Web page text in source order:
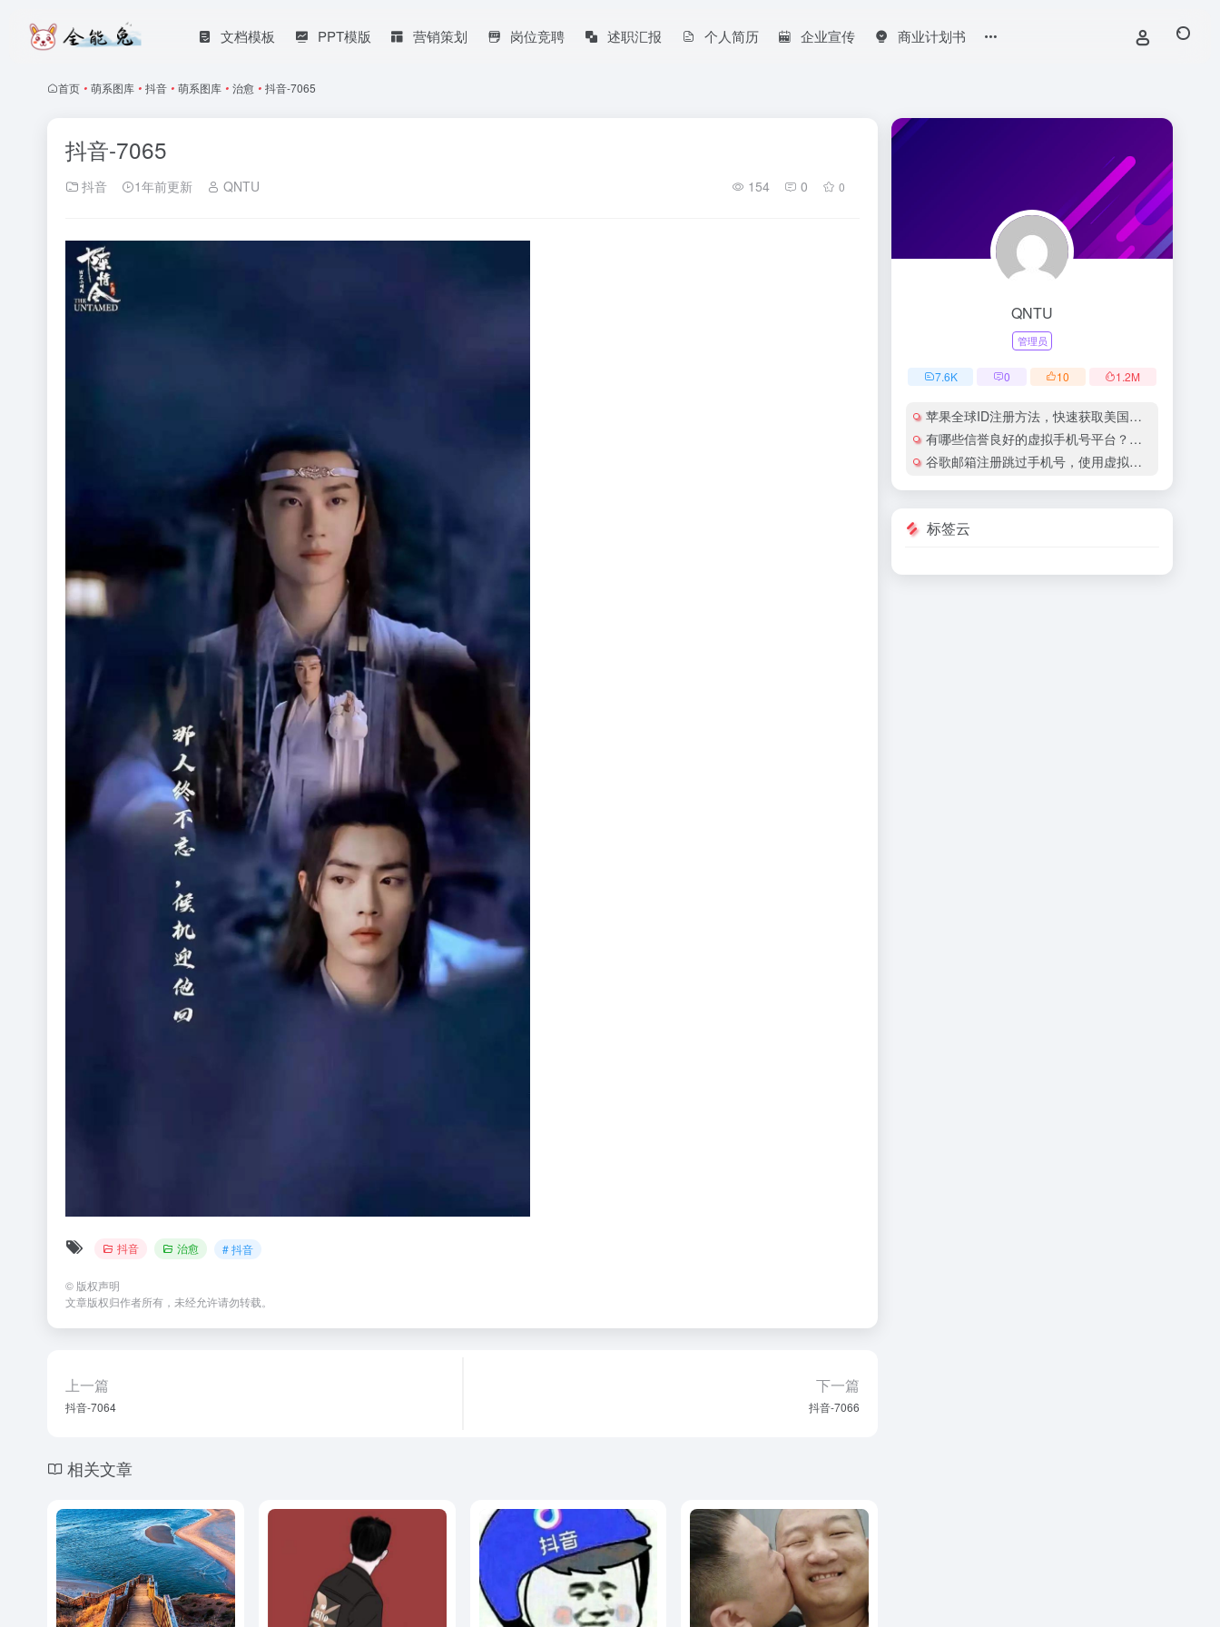
文档模板 PPT模版 营销策划 岗位竞聘 述职汇报 个人简历 企业宣传 商业计划书
首页 • 萌系图库 • 抖音 • 萌系图库 • 治愈 • 抖音-7065
抖音-7065
抖音 1年前更新 QNTU 154 0 0
抖音 治愈 # 抖音
© 版权声明
文章版权归作者所有，未经允许请勿转载。
上一篇
抖音-7064
下一篇
抖音-7066
相关文章
QNTU
管理员
7.6K 0 10 1.2M
苹果全球ID注册方法，快速获取美国地区苹果账号
有哪些信誉良好的虚拟手机号平台？有哪些平台提供国际虚拟手机号服务？
谷歌邮箱注册跳过手机号，使用虚拟手机号注册谷歌邮箱安全吗？
标签云